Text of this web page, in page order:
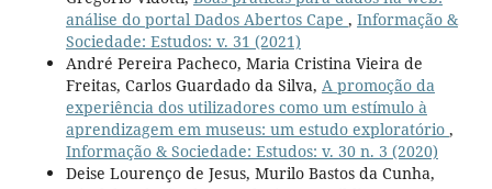
análise do portal Dados Abertos Cape , Informação &
Sociedade: Estudos: v. 31 (2021)
André Pereira Pacheco, Maria Cristina Vieira de
Freitas, Carlos Guardado da Silva, A promoção da
experiência dos utilizadores como um estímulo à
aprendizagem em museus: um estudo exploratório ,
Informação & Sociedade: Estudos: v. 30 n. 3 (2020)
Deise Lourenço de Jesus, Murilo Bastos da Cunha,